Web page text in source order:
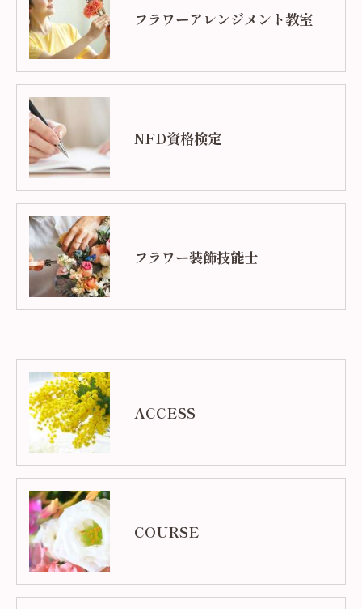
フラワーアレンジメント教室
NFD資格検定
フラワー装飾技能士
ACCESS
COURSE